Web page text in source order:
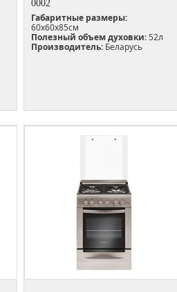
0002
Габаритные размеры:
60х60х85см
Полезный объем духовки:52л
Производитель: Беларусь